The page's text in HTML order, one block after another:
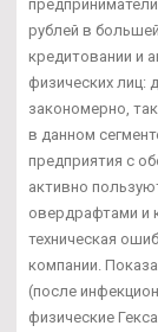
рублей в
кредитовании и
физических лиц:
закономерно,
в данном
предприятия с
активно
овердрафтами и
техническая
компании.
(после
физические